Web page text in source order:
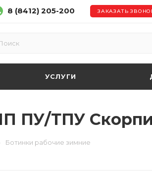
8 (8412) 205-200 ЗАКАЗАТЬ
УСЛУГИ
ПУ/ТПУ
Ботинки рабочие зимние